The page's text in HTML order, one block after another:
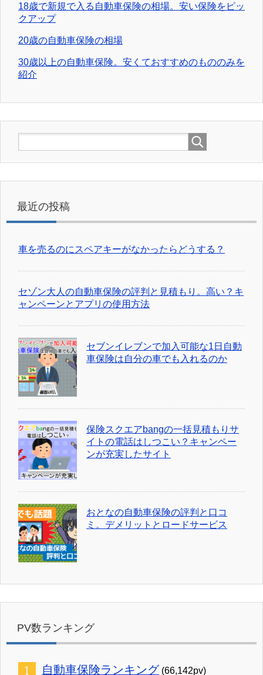
18歳で新規で入る自動車保険の相場。安い保険をピッ
クアップ
20歳の自動車保険の相場
30歳以上の自動車保険。安くておすすめのもののみを
紹介
最近の投稿
車を売るのにスペアキーがなかったらどうする？
セゾン大人の自動車保険の評判と見積もり。高い？キ
ャンペーンとアプリの使用方法
セブンイレブンで加入可能な1日自動
車保険は自分の車でも入れるのか
保険スクエアbangの一括見積もりサ
イトの電話はしつこい？キャンペー
ンが充実したサイト
おとなの自動車保険の評判と口コ
ミ。デメリットとロードサービス
PV数ランキング
自動車保険ランキング (66,142pv)